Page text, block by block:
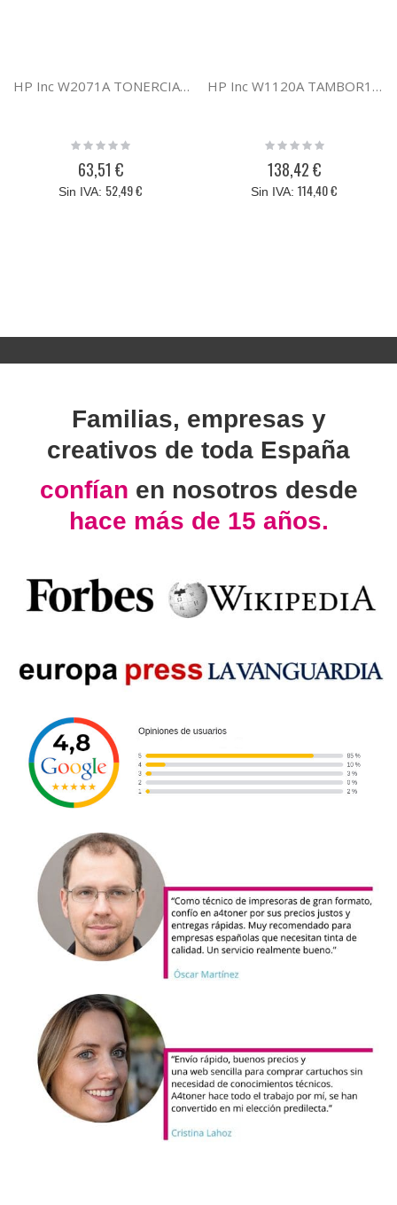
HP Inc W2071A TONERCIAN117A
Rating:
63,51 €
52,49 €
HP Inc W1120A TAMBOR120A
Rating:
138,42 €
114,40 €
Familias, empresas y
creativos de toda España
confían en nosotros desde
hace más de 15 años.